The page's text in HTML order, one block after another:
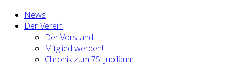
News
Der Verein
Der Vorstand
Mitglied werden!
Chronik zum 75. Jubiläum